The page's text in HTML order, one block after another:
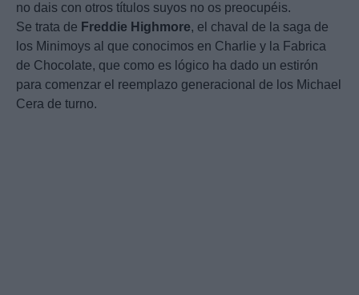
no dais con otros títulos suyos no os preocupéis.
Se trata de Freddie Highmore, el chaval de la saga de
los Minimoys al que conocimos en Charlie y la Fabrica
de Chocolate, que como es lógico ha dado un estirón
para comenzar el reemplazo generacional de los Michael
Cera de turno.